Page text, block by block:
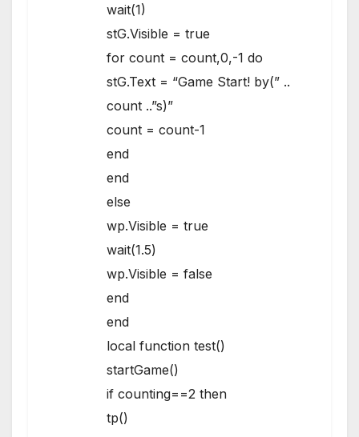
wait(1)
stG.Visible = true
for count = count,0,-1 do
stG.Text = “Game Start! by(” ..
count ..”s)”
count = count-1
end
end
else
wp.Visible = true
wait(1.5)
wp.Visible = false
end
end
local function test()
startGame()
if counting==2 then
tp()